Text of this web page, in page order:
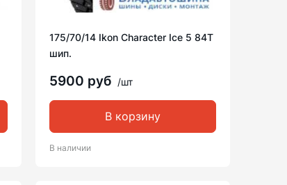
175/70/14 Ikon Character Ice 5 84T
шип.
5900 руб /шт
В корзину
В наличии